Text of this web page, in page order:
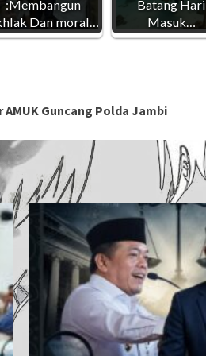
:Membangun
Dan moral…
Batang Hari
Masuk…
Guncang Polda Jambi